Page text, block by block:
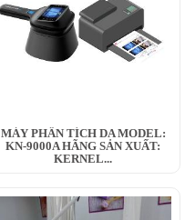
MÁY PHÂN TÍCH DA MODEL:
KN-9000A HÃNG SẢN XUẤT:
KERNEL...